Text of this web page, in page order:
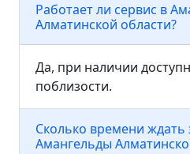
Работает ли сервис в
Алматинской области?
Да, при наличии
поблизости.
Сколько времени ждать
Амангельды